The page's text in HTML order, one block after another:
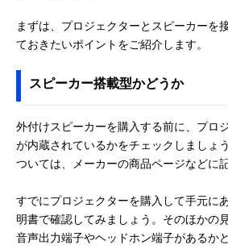
まずは、プロジェクターとスピーカーを
ておきたいポイントをご紹介します。
スピーカー搭載型かどうか
外付けスピーカーを購入する前に、プロ
が内蔵されているかをチェックしましょ
ついては、メーカーの商品ページなどに
すでにプロジェクターを購入して手元に
明書で確認してみましょう。そのほかの
音声出力端子やヘッドホン端子があるか